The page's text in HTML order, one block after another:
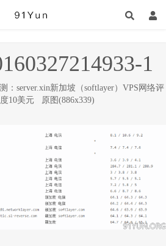
1
：server.xin新加坡（softlayer）VPS网络评
10美元
原图(886x339)